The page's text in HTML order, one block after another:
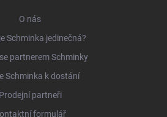
O nás
Schminka jedinečná?
partnerem Schminky
Schminka k dostání
Prodejní partneři
formulář